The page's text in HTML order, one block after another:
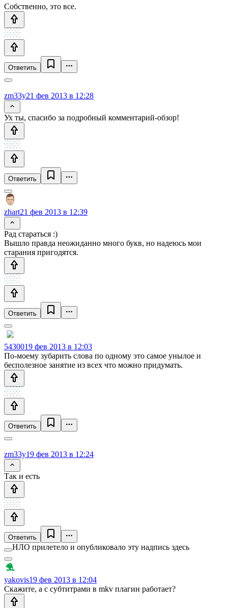
Собственно, это все.
Ответить
zm33y21 фев 2013 в 12:28
Ух ты, спасибо за подробный комментарий-обзор!
Ответить
zhart21 фев 2013 в 12:39
Рад стараться :)
Вышло правда неожиданно много букв, но надеюсь мои
старания пригодятся.
Ответить
5430019 фев 2013 в 12:03
По-моему зубарить слова по одному это самое унылое и
бесполезное занятие из всех что можно придумать.
Ответить
zm33y19 фев 2013 в 12:24
Так и есть
Ответить
НЛО прилетело и опубликовало эту надпись здесь
yakovis19 фев 2013 в 12:04
Скажите, а с субтитрами в mkv плагин работает?